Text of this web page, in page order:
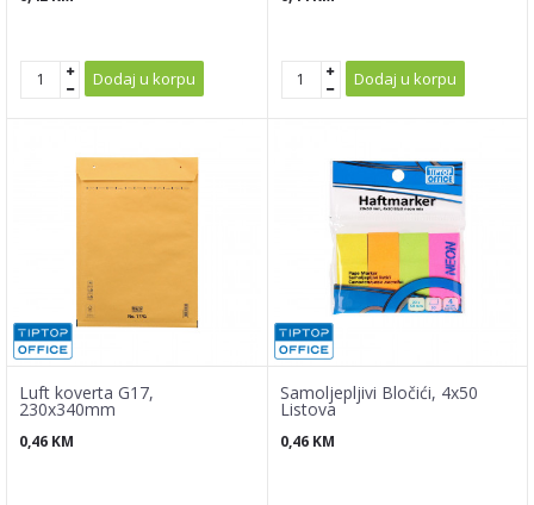
Dodaj u korpu Dodaj u korpu
Luft koverta G17,
230x340mm
0,46 KM
Samoljepljivi Bločići, 4x50
Listova
0,46 KM